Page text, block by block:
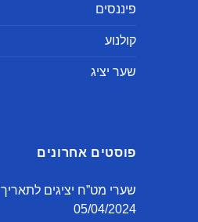
פיננסים
קולנוע
שער יציג
פוסטים אחרונים
שערי מט”ח יציגים לתאריך
05/04/2024